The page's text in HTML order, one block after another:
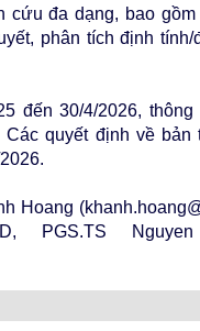
cứu đa dạng, bao
phân tích định
đến 30/4/2026,
Các quyết định về bản
Hoang
PGS.TS